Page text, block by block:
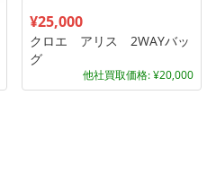
¥25,000
クロエ アリス 2WAYバッ
グ
他社買取価格: ¥20,000